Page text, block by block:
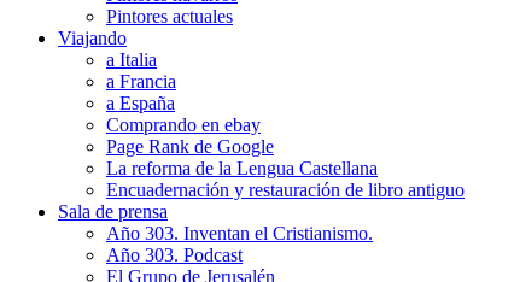
Pintores actuales
Viajando
a Italia
a Francia
a España
Comprando en ebay
Page Rank de Google
La reforma de la Lengua Castellana
Encuadernación y restauración de libro antiguo
Sala de prensa
Año 303. Inventan el Cristianismo.
Año 303. Podcast
El Grupo de Jerusalén